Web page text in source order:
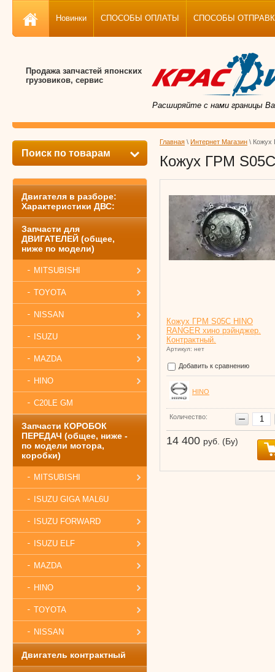
Новинки СПОСОБЫ ОПЛАТЫ СПОСОБЫ ОТПРАВКИ,
Продажа запчастей японских
грузовиков, сервис
Расширяйте с нами границы
Поиск по товарам
Двигателя в разборе:
Характеристики ДВС:
Запчасти для
ДВИГАТЕЛЕЙ (общее,
ниже по модели)
MITSUBISHI
TOYOTA
NISSAN
ISUZU
MAZDA
HINO
C20LE GM
Запчасти КОРОБОК
ПЕРЕДАЧ (общее, ниже -
по модели мотора,
коробки)
MITSUBISHI
ISUZU GIGA MAL6U
ISUZU FORWARD
ISUZU ELF
MAZDA
HINO
TOYOTA
NISSAN
Двигатель контрактный
Главная \ Интернет Магазин \ Кожух
Кожух ГРМ
Кожух ГРМ S05C HINO
RANGER хино рэйнджер.
Контрактный.
Артикул: нет
Добавить к сравнению
HINO
Количество:
14 400 руб. (Бу)